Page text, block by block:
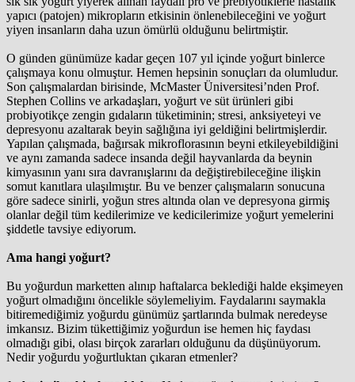
yapıcı (patojen) mikropların etkisinin önlenebileceğini ve yoğurt
yiyen insanların daha uzun ömürlü olduğunu belirtmiştir.
O günden günümüze kadar geçen 107 yıl içinde yoğurt binlerce
çalışmaya konu olmuştur. Hemen hepsinin sonuçları da olumludur.
Son çalışmalardan birisinde, McMaster Üniversitesi’nden Prof.
Stephen Collins ve arkadaşları, yoğurt ve süt ürünleri gibi
probiyotikçe zengin gıdaların tüketiminin; stresi, anksiyeteyi ve
depresyonu azaltarak beyin sağlığına iyi geldiğini belirtmişlerdir.
Yapılan çalışmada, bağırsak mikroflorasının beyni etkileyebildiğini
ve aynı zamanda sadece insanda değil hayvanlarda da beynin
kimyasının yanı sıra davranışlarını da değiştirebileceğine ilişkin
somut kanıtlara ulaşılmıştır. Bu ve benzer çalışmaların sonucuna
göre sadece sinirli, yoğun stres altında olan ve depresyona girmiş
olanlar değil tüm kedilerimize ve kedicilerimize yoğurt yemelerini
şiddetle tavsiye ediyorum.
Ama hangi yoğurt?
Bu yoğurdun marketten alınıp haftalarca beklediği halde ekşimeyen
yoğurt olmadığını öncelikle söylemeliyim. Faydalarını saymakla
bitiremediğimiz yoğurdu günümüz şartlarında bulmak neredeyse
imkansız. Bizim tükettiğimiz yoğurdun ise hemen hiç faydası
olmadığı gibi, olası birçok zararları olduğunu da düşünüyorum.
Nedir yoğurdu yoğurtluktan çıkaran etmenler?